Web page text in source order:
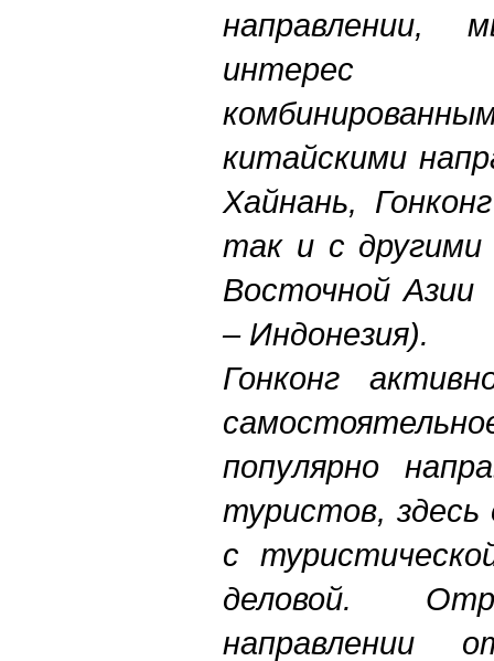
направлении,
интерес
китайскими
Хайнань,
так и с другими
Восточной Азии
– Индонезия).
Гонконг
популярно
туристов,
с
деловой.
направлении